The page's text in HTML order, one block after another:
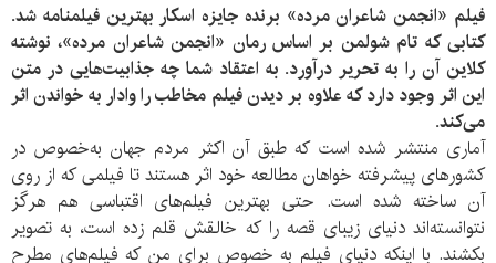
فیلم «انجمن شاعران مرده» برنده جایزه اسکار بهترین فیلمنامه شد.
کتابی که تام شولمن بر اساس رمان «انجمن شاعران مرده»، نوشته
کلاین آن را به تحریر درآورد. به اعتقاد شما چه جذابیت‌هایی در متن
این اثر وجود دارد که علاوه بر دیدن فیلم مخاطب را وادار به خواندن اثر
می‌کند.
آماری منتشر شده است که طبق آن اکثر مردم جهان به‌خصوص در
کشورهای پیشرفته خواهان مطالعه خود اثر هستند تا فیلمی که از روی
آن ساخته شده است. حتی بهترین فیلم‌های اقتباسی هم هرگز
نتوانسته‌اند دنیای زیبای قصه را که خالقش قلم زده است، به تصویر
بکشند. با اینکه دنیای فیلم به خصوص برای من که فیلم‌های مطرح